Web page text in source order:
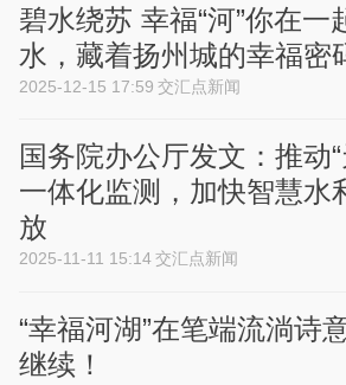
碧水绕苏 幸福“河”你在一
水，藏着扬州城的幸福密
2025-12-15 17:59 交汇点新闻
国务院办公厅发文：推动
一体化监测，加快智慧水
放
2025-11-11 15:14 交汇点新闻
“幸福河湖”在笔端流淌诗
继续！